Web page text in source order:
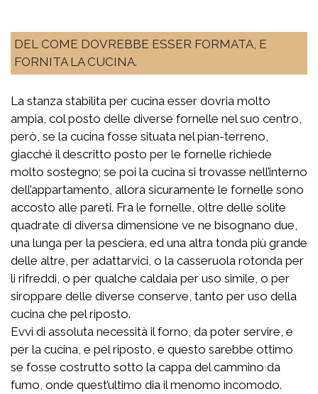
DEL COME DOVREBBE ESSER FORMATA, E
FORNITA LA CUCINA.
La stanza stabilita per cucina esser dovria molto
ampia, col posto delle diverse fornelle nel suo centro,
però, se la cucina fosse situata nel pian-terreno,
giacché il descritto posto per le fornelle richiede
molto sostegno; se poi la cucina si trovasse nell’interno
dell’appartamento, allora sicuramente le fornelle sono
accosto alle pareti. Fra le fornelle, oltre delle solite
quadrate di diversa dimensione ve ne bisognano due,
una lunga per la pesciera, ed una altra tonda più grande
delle altre, per adattarvici, o la casseruola rotonda per
li rifreddi, o per qualche caldaia per uso simile, o per
siroppare delle diverse conserve, tanto per uso della
cucina che pel riposto.
Evvi di assoluta necessità il forno, da poter servire, e
per la cucina, e pel riposto, e questo sarebbe ottimo
se fosse costrutto sotto la cappa del cammino da
fumo, onde quest’ultimo dia il menomo incomodo.